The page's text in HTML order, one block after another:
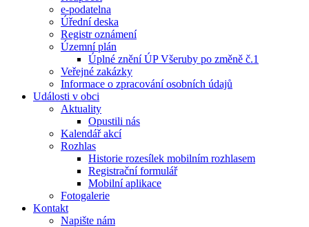
e-podatelna
Úřední deska
Registr oznámení
Územní plán
Úplné znění ÚP Všeruby po změně č.1
Veřejné zakázky
Informace o zpracování osobních údajů
Události v obci
Aktuality
Opustili nás
Kalendář akcí
Rozhlas
Historie rozesílek mobilním rozhlasem
Registrační formulář
Mobilní aplikace
Fotogalerie
Kontakt
Napište nám